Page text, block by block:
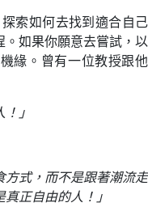
索如何去找到適合自己
如果你願意去嘗試，以
緣。曾有一位教授跟他
」
方式，而不是跟著潮流走
正自由的人！」